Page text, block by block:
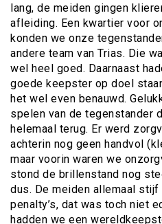
lang, de meiden gingen
afleiding. Een kwartier voor
konden we onze
andere team van Trias. Die
wel heel goed. Daarnaast
goede keepster op doel
het wel even benauwd.
spelen van de tegenstander
helemaal terug. Er werd
achterin nog geen handvol
maar voorin waren we
stond de brillenstand nog
dus. De meiden allemaal stijf
penalty’s, dat was toch niet
hadden we een